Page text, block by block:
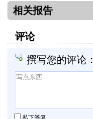
相关报告
评论
撰写您的评论：
私下答复